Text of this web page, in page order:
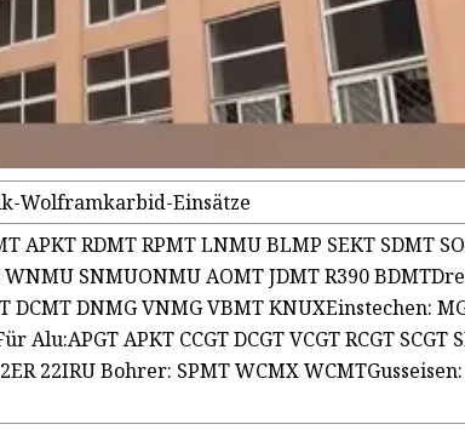
Wolframkarbid-Einsätze
APKT RDMT RPMT LNMU BLMP SEKT SDMT
WNMU SNMUONMU AOMT JDMT R390
DCMT DNMG VNMG VBMT KNUXEinstechen:
Alu:APGT APKT CCGT DCGT VCGT RCGT
22IRU Bohrer: SPMT WCMX